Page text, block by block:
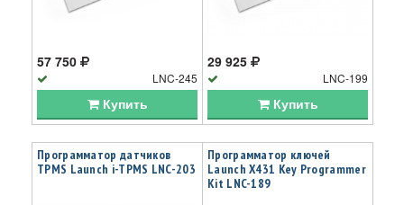
57 750
LNC-245
Купить
29 925
LNC-199
Купить
Программатор датчиков
TPMS Launch i-TPMS LNC-203
Программатор ключей
Launch X431 Key Programmer
Kit LNC-189